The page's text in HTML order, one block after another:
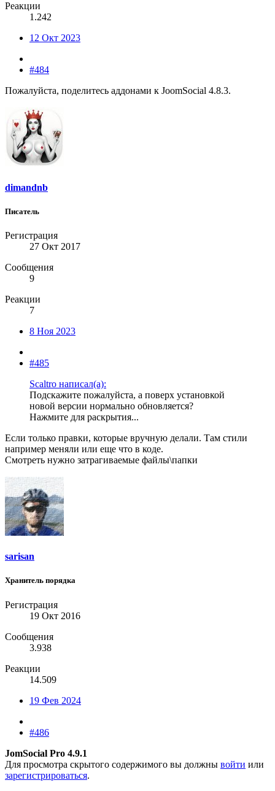
Реакции
1.242
12 Окт 2023
#484
Пожалуйста, поделитесь аддонами к JoomSocial 4.8.3.
dimandnb
Писатель
Регистрация
27 Окт 2017
Сообщения
9
Реакции
7
8 Ноя 2023
#485
Scaltro написал(а):
Подскажите пожалуйста, а поверх установкой
новой версии нормально обновляется?
Нажмите для раскрытия...
Если только правки, которые вручную делали. Там стили
например меняли или еще что в коде.
Смотреть нужно затрагиваемые файлы\папки
sarisan
Хранитель порядка
Регистрация
19 Окт 2016
Сообщения
3.938
Реакции
14.509
19 Фев 2024
#486
JomSocial Pro 4.9.1
Для просмотра скрытого содержимого вы должны войти или
зарегистрироваться.